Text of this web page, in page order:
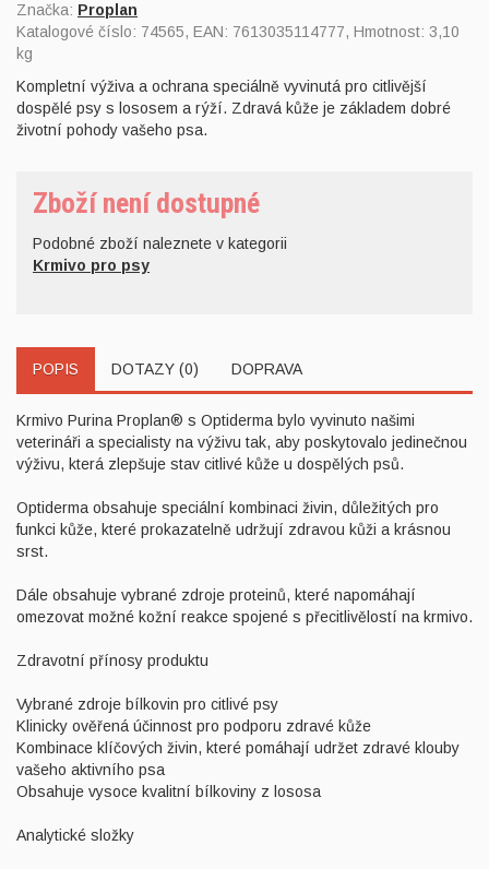
Značka: Proplan
Katalogové číslo: 74565, EAN: 7613035114777, Hmotnost: 3,10
kg
Kompletní výživa a ochrana speciálně vyvinutá pro citlivější
dospělé psy s lososem a rýží. Zdravá kůže je základem dobré
životní pohody vašeho psa.
Zboží není dostupné
Podobné zboží naleznete v kategorii
Krmivo pro psy
POPIS DOTAZY (0) DOPRAVA
Krmivo Purina Proplan® s Optiderma bylo vyvinuto našimi
veterináři a specialisty na výživu tak, aby poskytovalo jedinečnou
výživu, která zlepšuje stav citlivé kůže u dospělých psů.
Optiderma obsahuje speciální kombinaci živin, důležitých pro
funkci kůže, které prokazatelně udržují zdravou kůži a krásnou
srst.
Dále obsahuje vybrané zdroje proteinů, které napomáhají
omezovat možné kožní reakce spojené s přecitlivělostí na krmivo.
Zdravotní přínosy produktu
Vybrané zdroje bílkovin pro citlivé psy
Klinicky ověřená účinnost pro podporu zdravé kůže
Kombinace klíčových živin, které pomáhají udržet zdravé klouby
vašeho aktivního psa
Obsahuje vysoce kvalitní bílkoviny z lososa
Analytické složky